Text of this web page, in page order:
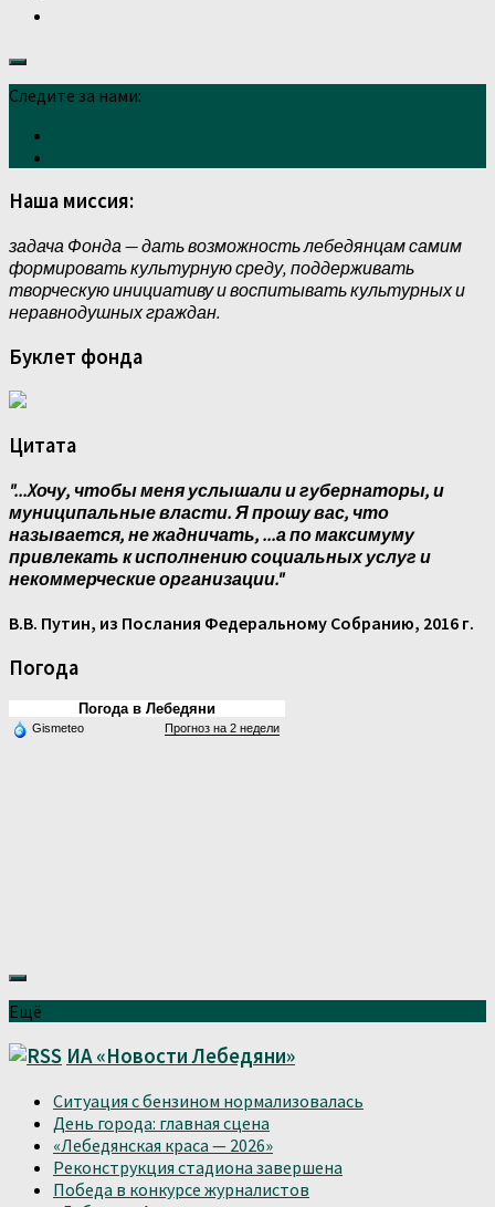
Следите за нами:
Наша миссия:
задача Фонда — дать возможность лебедянцам самим
формировать культурную среду, поддерживать
творческую инициативу и воспитывать культурных и
неравнодушных граждан.
Буклет фонда
Цитата
"...Xочу, чтобы меня услышали и губернаторы, и
муниципальные власти. Я прошу вас, что
называется, не жадничать, ...а по максимуму
привлекать к исполнению социальных услуг и
некоммерческие организации."
В.В. Путин, из Послания Федеральному Собранию, 2016 г.
Погода
Погода в Лебедяни
Gismeteo Прогноз на 2 недели
Ещё
ИА «Новости Лебедяни»
Ситуация с бензином нормализовалась
День города: главная сцена
«Лебедянская краса — 2026»
Реконструкция стадиона завершена
Победа в конкурсе журналистов